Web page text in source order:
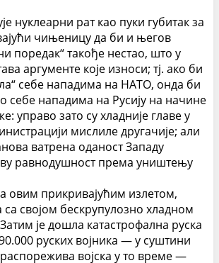
нуклеарни рат као пуки губитак за
чињеницу да би и његов
поредак“ такође нестао, што у
аргументе које износи; тј. ако би
себе нападима на НАТО, онда би
себе нападима на Русију на начине
управо зато су хладније главе у
мислиле другачије; али
ватрена оданост Западу
равнодушност према уништењу
овим прикривајућим излетом,
са својом бескрупулозно хладном
Затим је дошла катастрофална руска
руских војника — у суштини
војска у то време —